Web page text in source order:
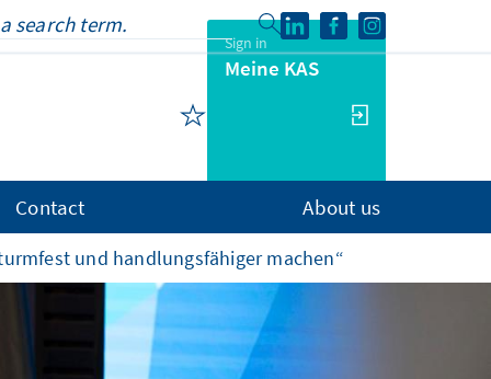
Sign in
Meine KAS
Contact About us
und handlungsfähiger machen“